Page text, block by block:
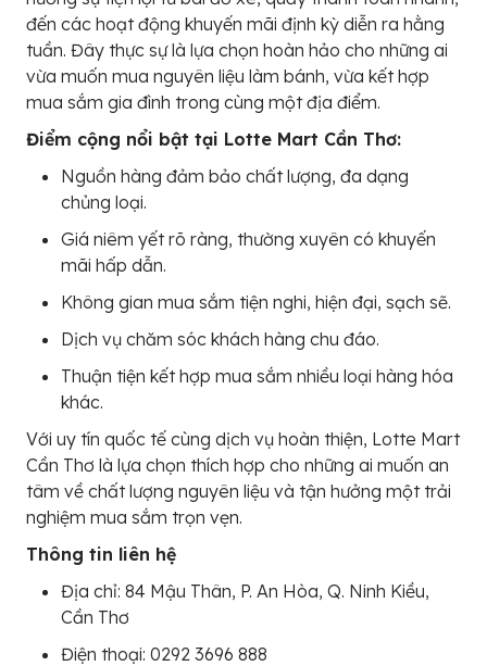
đến các hoạt động khuyến mãi định kỳ diễn ra hằng
tuần. Đây thực sự là lựa chọn hoàn hảo cho những ai
vừa muốn mua nguyên liệu làm bánh, vừa kết hợp
mua sắm gia đình trong cùng một địa điểm.
Điểm cộng nổi bật tại Lotte Mart Cần Thơ:
Nguồn hàng đảm bảo chất lượng, đa dạng
chủng loại.
Giá niêm yết rõ ràng, thường xuyên có khuyến
mãi hấp dẫn.
Không gian mua sắm tiện nghi, hiện đại, sạch sẽ.
Dịch vụ chăm sóc khách hàng chu đáo.
Thuận tiện kết hợp mua sắm nhiều loại hàng hóa
khác.
Với uy tín quốc tế cùng dịch vụ hoàn thiện, Lotte Mart
Cần Thơ là lựa chọn thích hợp cho những ai muốn an
tâm về chất lượng nguyên liệu và tận hưởng một trải
nghiệm mua sắm trọn vẹn.
Thông tin liên hệ
Địa chỉ: 84 Mậu Thân, P. An Hòa, Q. Ninh Kiều,
Cần Thơ
Điện thoại: 0292 3696 888